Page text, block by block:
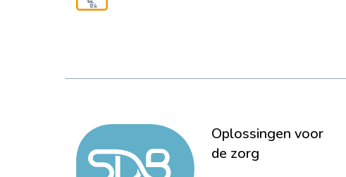
Oplossingen voor
de zorg